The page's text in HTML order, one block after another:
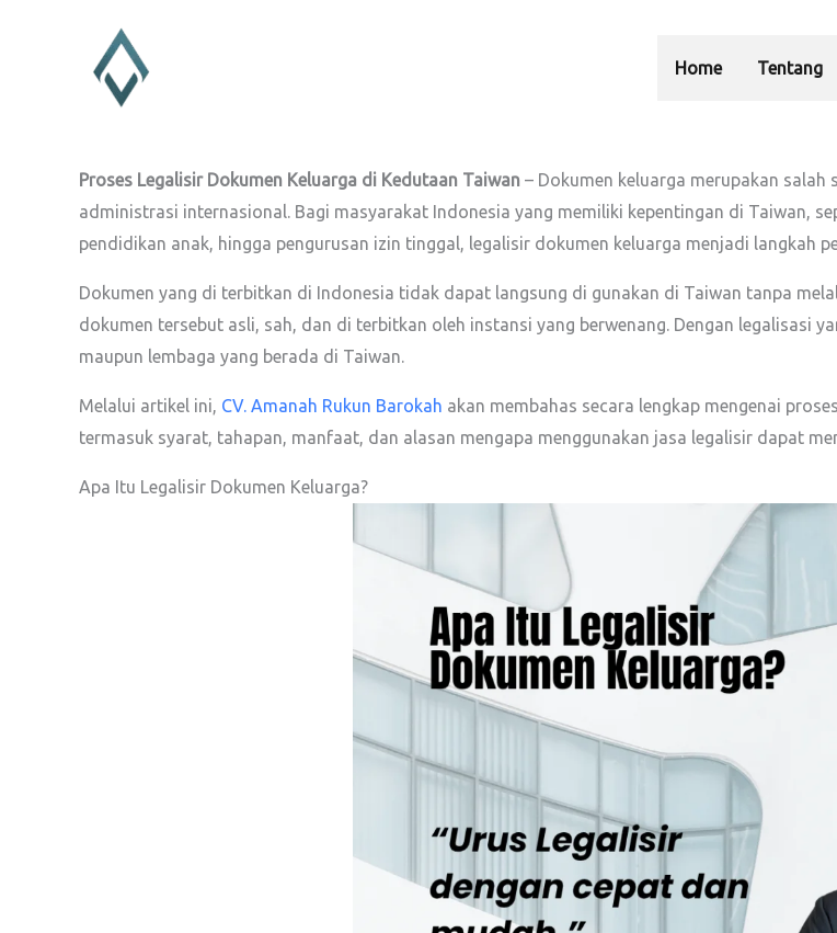
Home Tentang
Proses Legalisir Dokumen Keluarga di Kedutaan Taiwan – Dokumen keluarga merupakan
administrasi internasional. Bagi masyarakat Indonesia yang memiliki kepentingan di Taiwan,
pendidikan anak, hingga pengurusan izin tinggal, legalisir dokumen keluarga menjadi langkah
Dokumen yang di terbitkan di Indonesia tidak dapat langsung di gunakan di Taiwan tanpa
dokumen tersebut asli, sah, dan di terbitkan oleh instansi yang berwenang. Dengan legalisasi
maupun lembaga yang berada di Taiwan.
Melalui artikel ini, CV. Amanah Rukun Barokah akan membahas secara lengkap mengenai
termasuk syarat, tahapan, manfaat, dan alasan mengapa menggunakan jasa legalisir dapat
Apa Itu Legalisir Dokumen Keluarga?